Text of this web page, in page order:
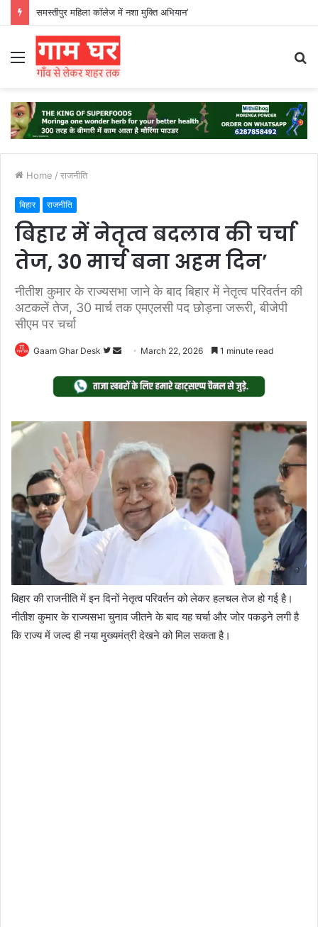
हड़ताली सफाईकर्मियों ने नगर निगम का घेराव किया’
Menu
Home / राजनीति
बिहार राजनीति
बिहार में नेतृत्व बदलाव की चर्चा
तेज, 30 मार्च बना अहम दिन’
नीतीश कुमार के राज्यसभा जाने के बाद बिहार में नेतृत्व परिवर्तन की
अटकलें तेज, 30 मार्च तक एमएलसी पद छोड़ना जरूरी, बीजेपी
सीएम पर चर्चा
Gaam Ghar Desk
Follow
Twitter
Send
email
March 22, 2026 1 minute read
बिहार की राजनीति में इन दिनों नेतृत्व परिवर्तन को लेकर हलचल तेज हो गई है।
नीतीश कुमार के राज्यसभा चुनाव जीतने के बाद यह चर्चा और जोर पकड़ने लगी है
कि राज्य में जल्द ही नया मुख्यमंत्री देखने को मिल सकता है।